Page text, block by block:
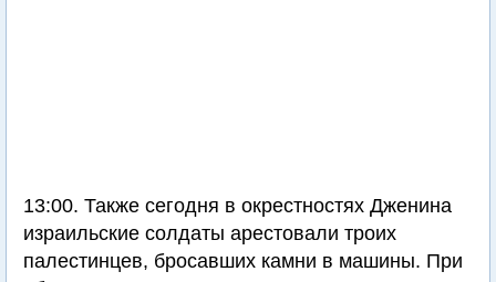
13:00. Также сегодня в окрестностях Дженина
израильские солдаты арестовали троих
палестинцев, бросавших камни в машины. При